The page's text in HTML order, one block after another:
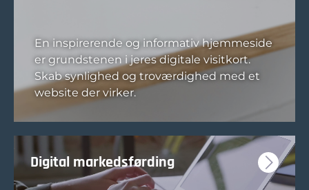
En inspirerende og informativ hjemmeside
er grundstenen i jeres digitale visitkort.
Skab synlighed og troværdighed med et
website der virker.
Digital markedsførding